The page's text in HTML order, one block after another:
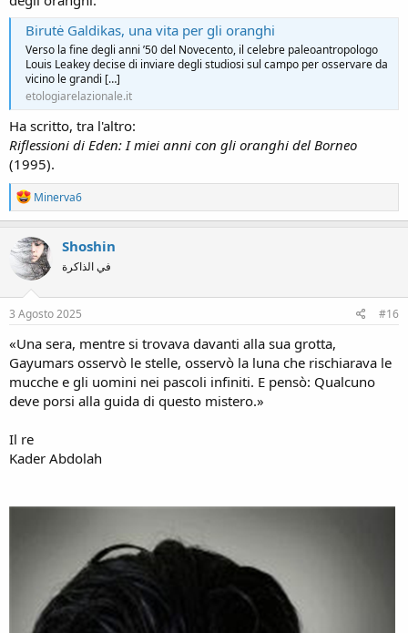
Birutė Galdikas, una vita per gli oranghi
Verso la fine degli anni ’50 del Novecento, il celebre paleoantropologo
Louis Leakey decise di inviare degli studiosi sul campo per osservare da
vicino le grandi […]
etologiarelazionale.it
Ha scritto, tra l'altro:
Riflessioni di Eden: I miei anni con gli oranghi del Borneo
(1995).
R
e
a
c
t
i
o
n
s
Minerva6
Shoshin
في الذاكرة
3 Agosto 2025 #16
«Una sera, mentre si trovava davanti alla sua grotta,
Gayumars osservò le stelle, osservò la luna che rischiarava le
mucche e gli uomini nei pascoli infiniti. E pensò: Qualcuno
deve porsi alla guida di questo mistero.»
Il re
Kader Abdolah